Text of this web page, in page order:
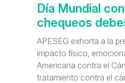
Día Mundial
chequeos
APESEG exhorta a la
impacto físico,
Americana contra el
tratamiento contra el